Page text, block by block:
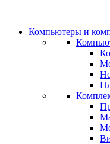
Компьютеры и